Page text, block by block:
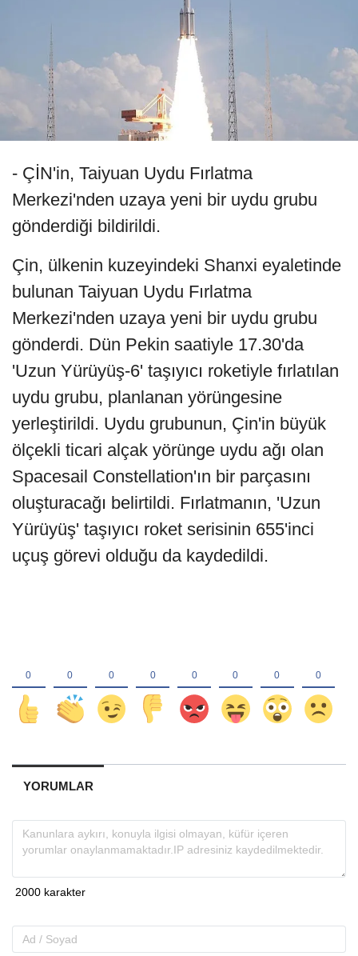
- ÇİN'in, Taiyuan Uydu Fırlatma
Merkezi'nden uzaya yeni bir uydu grubu
gönderdiği bildirildi.
Çin, ülkenin kuzeyindeki Shanxi eyaletinde
bulunan Taiyuan Uydu Fırlatma
Merkezi'nden uzaya yeni bir uydu grubu
gönderdi. Dün Pekin saatiyle 17.30'da
'Uzun Yürüyüş-6' taşıyıcı roketiyle fırlatılan
uydu grubu, planlanan yörüngesine
yerleştirildi. Uydu grubunun, Çin'in büyük
ölçekli ticari alçak yörünge uydu ağı olan
Spacesail Constellation'ın bir parçasını
oluşturacağı belirtildi. Fırlatmanın, 'Uzun
Yürüyüş' taşıyıcı roket serisinin 655'inci
uçuş görevi olduğu da kaydedildi.
YORUMLAR